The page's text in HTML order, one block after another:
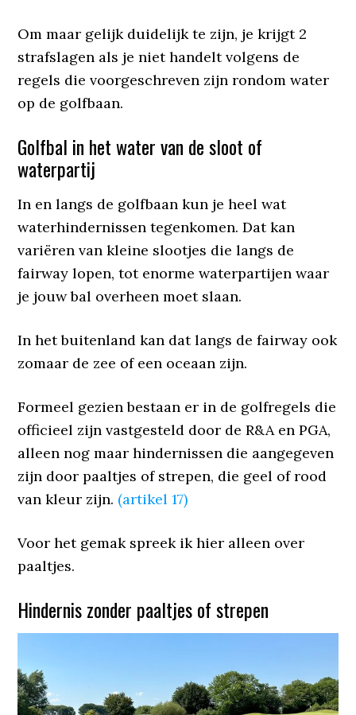
Om maar gelijk duidelijk te zijn, je krijgt 2
strafslagen als je niet handelt volgens de
regels die voorgeschreven zijn rondom water
op de golfbaan.
Golfbal in het water van de sloot of
waterpartij
In en langs de golfbaan kun je heel wat
waterhindernissen tegenkomen. Dat kan
variëren van kleine slootjes die langs de
fairway lopen, tot enorme waterpartijen waar
je jouw bal overheen moet slaan.
In het buitenland kan dat langs de fairway ook
zomaar de zee of een oceaan zijn.
Formeel gezien bestaan er in de golfregels die
officieel zijn vastgesteld door de R&A en PGA,
alleen nog maar hindernissen die aangegeven
zijn door paaltjes of strepen, die geel of rood
van kleur zijn. (artikel 17)
Voor het gemak spreek ik hier alleen over
paaltjes.
Hindernis zonder paaltjes of strepen